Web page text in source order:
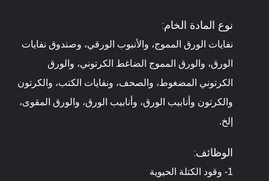
نوع المادة الخام:
نفايات الورق المموج، والأنبوب الورقي، وصندوق نفايات
الورق، والورق المموج الضاغط الكرتوني، والورق
الكرتوني المضغوط، والصحف، ونفايات الكتب، والكرتون
والكرتون وأنابيب الورق، وأنابيب الورق، والورق المقوى،
إلخ.
الوظائف:
1- وقود الكتلة الحيوية